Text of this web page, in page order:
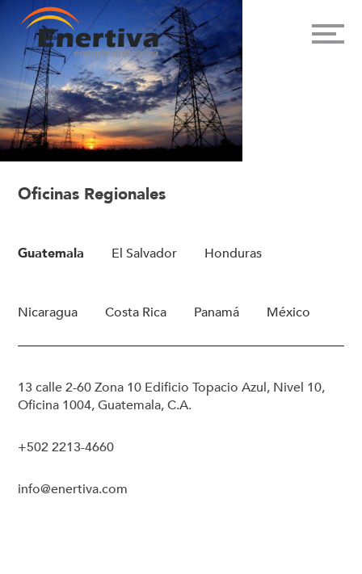
Oficinas Regionales
Guatemala El Salvador Honduras
Nicaragua Costa Rica Panamá México
13 calle 2-60 Zona 10 Edificio Topacio Azul, Nivel 10,
Oficina 1004, Guatemala, C.A.
+502 2213-4660
info@enertiva.com